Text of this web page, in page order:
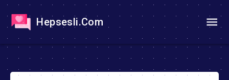
Hepsesli.Com